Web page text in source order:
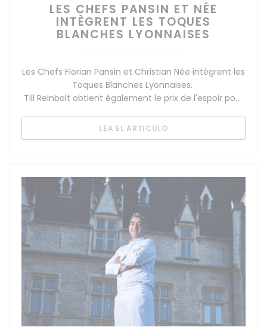
LES CHEFS PANSIN ET NÉE
INTÈGRENT LES TOQUES
BLANCHES LYONNAISES
Les Chefs Florian Pansin et Christian Née intègrent les
Toques Blanches Lyonnaises.
Till Reinbolt obtient également le prix de l'espoir pour
LEA EL ARTICULO((ABRE EN UNA NUEVA